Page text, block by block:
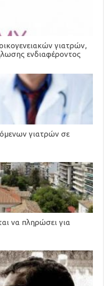
γιατρών,
ενδιαφέροντος
Μονάδων Υγείας
γιατρών σε
να πληρώσει για